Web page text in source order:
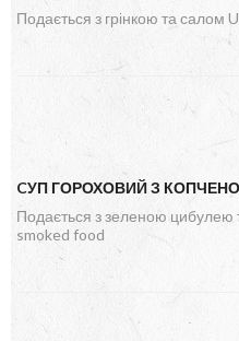
Подається з грінкою та салом
CУП ГОРОХОВИЙ З
Подається з зеленою
smoked food